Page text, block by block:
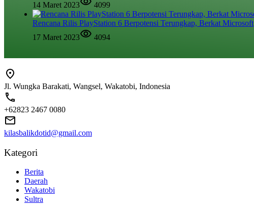
14 Maret 2023
4099
Rencana Rilis PlayStation 6 Berpotensi Terungkap, Berkat Microsoft
17 Maret 2023
4094
Jl. Wungka Barakati, Wangsel, Wakatobi, Indonesia
+62823 2467 0080
kilasbalikdotid@gmail.com
Kategori
Berita
Daerah
Wakatobi
Sultra